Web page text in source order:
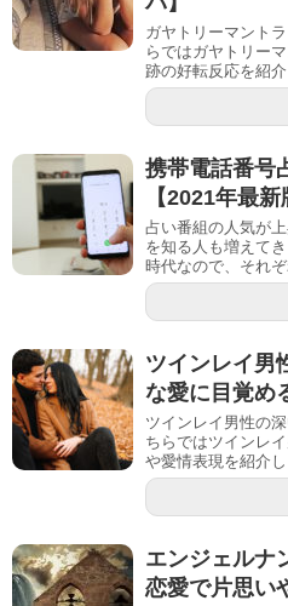
ガヤトリーマント
らではガヤトリー
跡の好転反応を紹介
携帯電話番号
【2021年最新
占い番組の人気が
を知る人も増えて
時代なので、それ
ツインレイ男
な愛に目覚め
ツインレイ男性の
ちらではツインレ
や愛情表現を紹介し
エンジェルナ
恋愛で片思い